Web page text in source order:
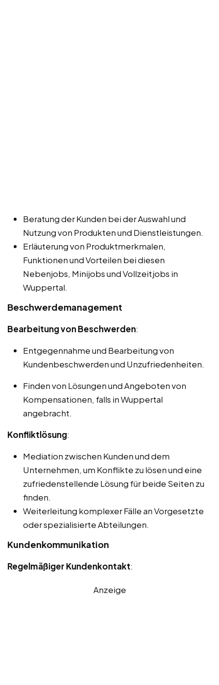
Beratung der Kunden bei der Auswahl und
Nutzung von Produkten und Dienstleistungen.
Erläuterung von Produktmerkmalen,
Funktionen und Vorteilen bei diesen
Nebenjobs, Minijobs und Vollzeitjobs in
Wuppertal.
Beschwerdemanagement
Bearbeitung von Beschwerden:
Entgegennahme und Bearbeitung von
Kundenbeschwerden und Unzufriedenheiten.
Finden von Lösungen und Angeboten von
Kompensationen, falls in Wuppertal
angebracht.
Konfliktlösung:
Mediation zwischen Kunden und dem
Unternehmen, um Konflikte zu lösen und eine
zufriedenstellende Lösung für beide Seiten zu
finden.
Weiterleitung komplexer Fälle an Vorgesetzte
oder spezialisierte Abteilungen.
Kundenkommunikation
Regelmäßiger Kundenkontakt:
Anzeige